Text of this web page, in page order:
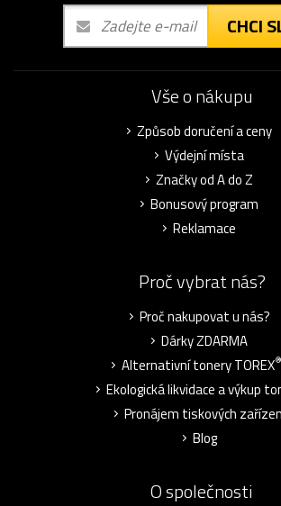
CHCI
Vše o nákupu
Způsob doručení a ceny
Výdejní místa
Značky od A do Z
Bonusový program
Reklamace
Proč vybrat nás?
Proč nakupovat u nás?
Dárky ZDARMA
Alternativní tonery TOREX®
Ekologická likvidace a výkup
Pronájem tiskových
Blog
O společnosti